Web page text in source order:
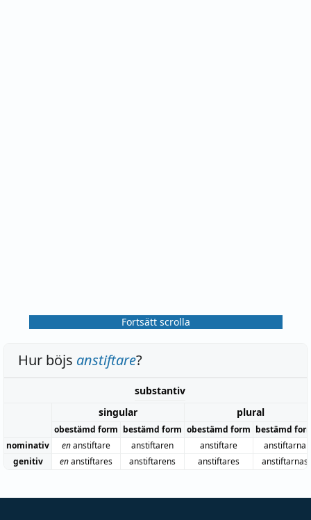
Fortsätt scrolla
Hur böjs anstiftare?
substantiv
singular
plural
obestämd form bestämd form obestämd form bestämd
nominativ
enanstiftare anstiftaren anstiftare
anstiftarna
genitiv
enanstiftares anstiftarens anstiftares anstiftarnas